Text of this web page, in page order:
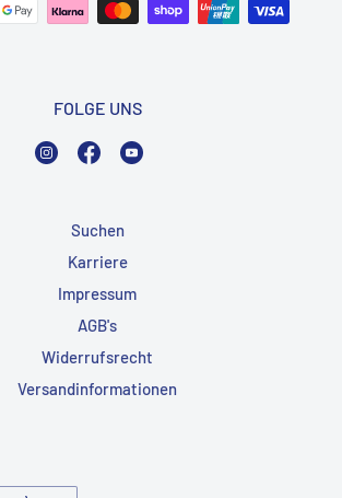
FOLGE UNS
InstagramFacebook
Suchen
Karriere
Impressum
AGB's
Widerrufsrecht
Versandinformationen